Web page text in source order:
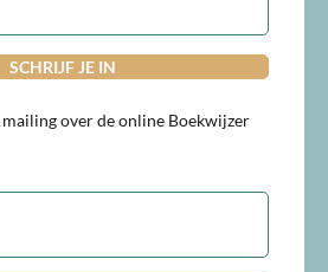
over de online Boekwijzer